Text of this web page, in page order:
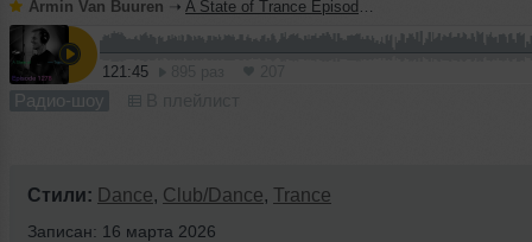
Armin Van Buuren ➝ A State of Trance Episode 1278 - Armin van Buuren
121:45
Радио-шоу
Стили: Dance, Club/Dance, Trance
Записан: 16 марта 2026